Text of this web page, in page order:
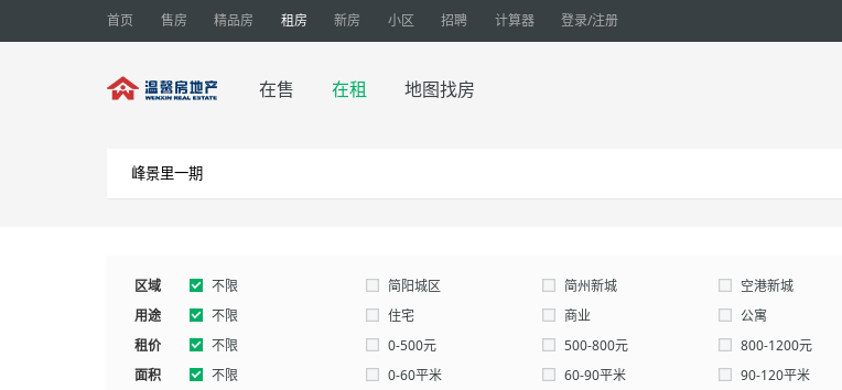
首页 售房 精品房 租房 新房 小区 招聘 计算器 登录/注册
在售 在租 地图找房
区域 不限 简阳城区 简州新城 空港新城
用途
不限 住宅 商业 公寓
别墅
厂房 仓库
租价
不限 0-500元 500-800元 800-1200元
2000-3000元
3000-0元 自定义： 元 确认
面积
不限 0-60平米 60-90平米 90-120平米